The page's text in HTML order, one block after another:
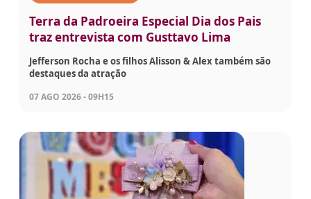
Terra da Padroeira Especial Dia dos Pais
traz entrevista com Gusttavo Lima
Jefferson Rocha e os filhos Alisson & Alex também são
destaques da atração
07 AGO 2026 - 09H15